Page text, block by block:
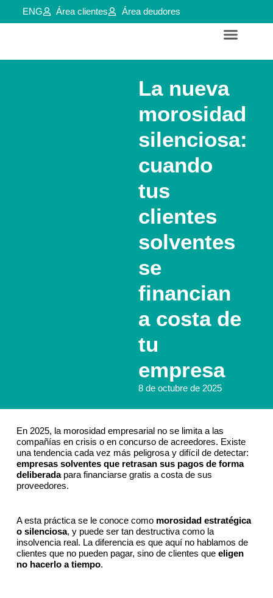
ENG Área clientes Área deudores
La nueva
morosidad
silenciosa:
cuando
tus
clientes
solventes
se
financian
a costa de
tu
empresa
8 de octubre de 2025
En 2025, la morosidad empresarial no se limita a las
compañías en crisis o en concurso de acreedores. Existe
una tendencia cada vez más peligrosa y difícil de detectar:
empresas solventes que retrasan sus pagos de forma
deliberadapara financiarse gratis a costa de sus
proveedores.
A esta práctica se le conoce como morosidad estratégica
o silenciosa, y puede ser tan destructiva como la
insolvencia real. La diferencia es que aquí no hablamos de
clientes que no pueden pagar, sino de clientes que eligen
no hacerlo a tiempo.